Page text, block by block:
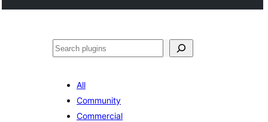
ရှာ
All
Community
Commercial